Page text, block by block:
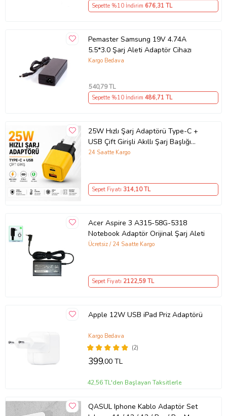
Sepette %10 İndirim 676,31 TL
Pemaster Samsung 19V 4.74A
5.5*3.0 Şarj Aleti Adaptör Cihazı
Kargo Bedava
540,79 TL
Sepette %10 İndirim 486,71 TL
25W Hızlı Şarj Adaptörü Type-C +
USB Çift Girişli Akıllı Şarj Başlığı
Kompakt Tasarım
24 Saatte Kargo
Sepet Fiyatı 314,10 TL
Acer Aspire 3 A315-58G-5318
Notebook Adaptör Orijinal Şarj Aleti
Ücretsiz / 24 Saatte Kargo
Sepet Fiyatı 2122,59 TL
Apple 12W USB iPad Priz Adaptörü
(2)
Kargo Bedava
399,00 TL
42,56 TL'den Başlayan Taksitlerle
QASUL Iphone Kablo Adaptör Set